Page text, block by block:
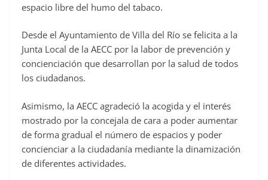
espacio libre del humo del tabaco.
Desde el Ayuntamiento de Villa del Río se felicita a la
Junta Local de la AECC por la labor de prevención y
concienciación que desarrollan por la salud de todos
los ciudadanos.
Asimismo, la AECC agradeció la acogida y el interés
mostrado por la concejala de cara a poder aumentar
de forma gradual el número de espacios y poder
concienciar a la ciudadanía mediante la dinamización
de diferentes actividades.